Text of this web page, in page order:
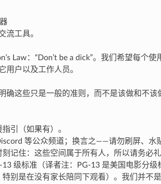
流工具。
Law：“Don’t be a dick”。我们希望每个
用户以及工作人员。
确这些只是一般的准则，而不是该做和不该
引（如果有）。
等公众频道；换言之——请勿刷屏、水
记住：这些空间属于所有人，所以请务必礼
13 级标准（译者注：PG-13 是美国电影分级
别是在没有家长陪同下观看）。我们并不